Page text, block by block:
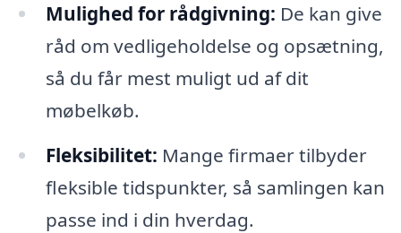
Mulighed for rådgivning: De kan give
råd om vedligeholdelse og opsætning,
så du får mest muligt ud af dit
møbelkøb.
Fleksibilitet: Mange firmaer tilbyder
fleksible tidspunkter, så samlingen kan
passe ind i din hverdag.